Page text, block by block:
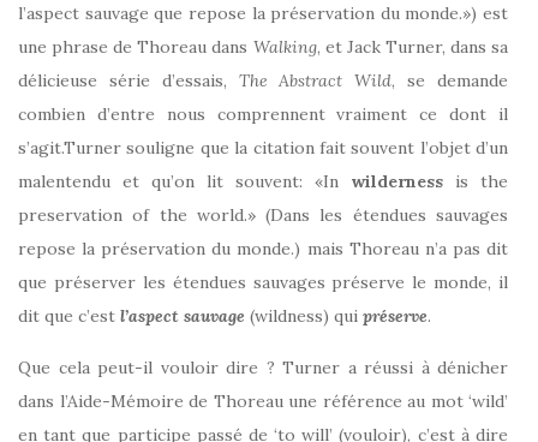
l’aspect sauvage que repose la préservation du monde.») est
une phrase de Thoreau dans Walking, et Jack Turner, dans sa
délicieuse série d’essais, The Abstract Wild, se demande
combien d’entre nous comprennent vraiment ce dont il
s’agit.Turner souligne que la citation fait souvent l’objet d’un
malentendu et qu’on lit souvent: «In wilderness is the
preservation of the world.» (Dans les étendues sauvages
repose la préservation du monde.) mais Thoreau n’a pas dit
que préserver les étendues sauvages préserve le monde, il
dit que c’est l’aspect sauvage (wildness) qui préserve.
Que cela peut-il vouloir dire ? Turner a réussi à dénicher
dans l’Aide-Mémoire de Thoreau une référence au mot ‘wild’
en tant que participe passé de ‘to will’ (vouloir), c’est à dire